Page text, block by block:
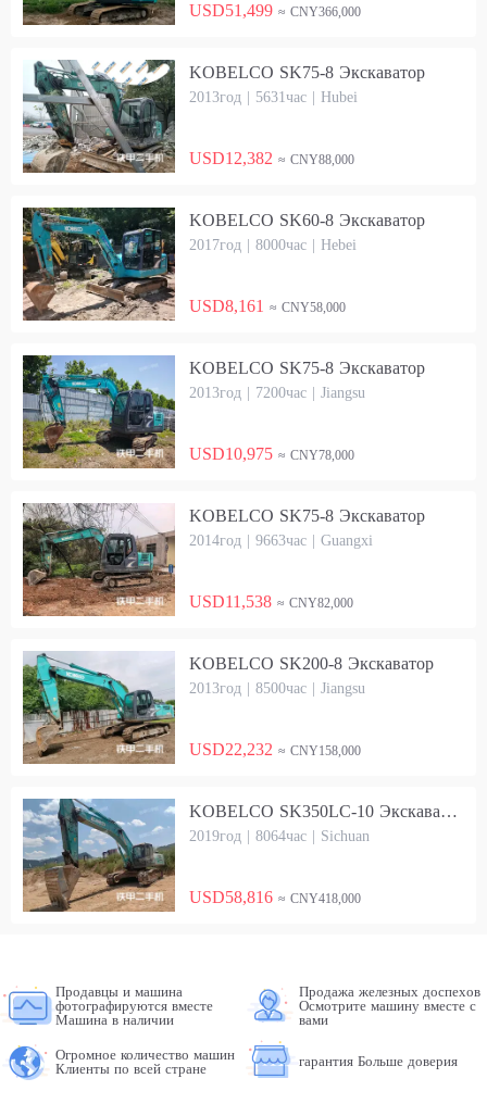
USD51,499 ≈ CNY366,000
KOBELCO SK75-8 Экскаватор
2013год | 5631час | Hubei
USD12,382 ≈ CNY88,000
KOBELCO SK60-8 Экскаватор
2017год | 8000час | Hebei
USD8,161 ≈ CNY58,000
KOBELCO SK75-8 Экскаватор
2013год | 7200час | Jiangsu
USD10,975 ≈ CNY78,000
KOBELCO SK75-8 Экскаватор
2014год | 9663час | Guangxi
USD11,538 ≈ CNY82,000
KOBELCO SK200-8 Экскаватор
2013год | 8500час | Jiangsu
USD22,232 ≈ CNY158,000
KOBELCO SK350LC-10 Экскаватор
2019год | 8064час | Sichuan
USD58,816 ≈ CNY418,000
Продавцы и машина
фотографируются вместе
Машина в наличии
Продажа железных доспехов
Осмотрите машину вместе с
вами
Огромное количество машин
Клиенты по всей стране
гарантия Больше доверия